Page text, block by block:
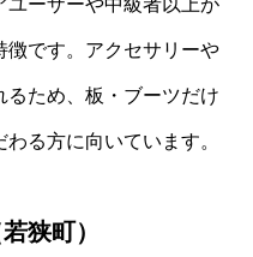
ユーザーや中級者以上が
徴です。アクセサリーや
るため、板・ブーツだけ
る方に向いています。
狭町）